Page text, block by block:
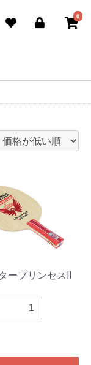
0
ープリンセスⅡ